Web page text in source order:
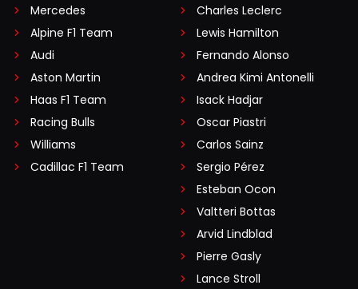
Mercedes
Alpine F1 Team
Audi
Aston Martin
Haas F1 Team
Racing Bulls
Williams
Cadillac F1 Team
Charles Leclerc
Lewis Hamilton
Fernando Alonso
Andrea Kimi Antonelli
Isack Hadjar
Oscar Piastri
Carlos Sainz
Sergio Pérez
Esteban Ocon
Valtteri Bottas
Arvid Lindblad
Pierre Gasly
Lance Stroll